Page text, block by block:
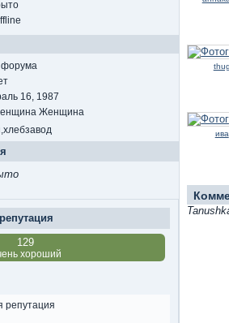
форума
16, 1987
Женщина
129
хороший
thug
ива